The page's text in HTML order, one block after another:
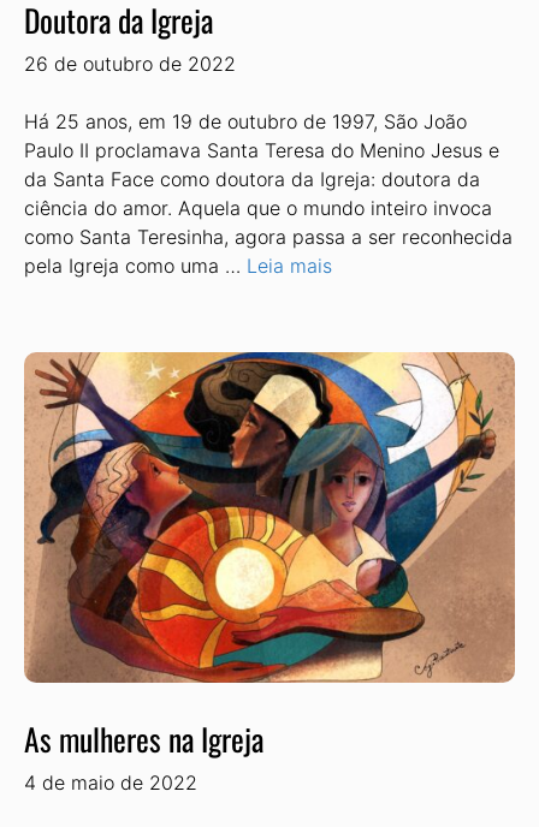
Doutora da Igreja
26 de outubro de 2022
Há 25 anos, em 19 de outubro de 1997, São João
Paulo II proclamava Santa Teresa do Menino Jesus e
da Santa Face como doutora da Igreja: doutora da
ciência do amor. Aquela que o mundo inteiro invoca
como Santa Teresinha, agora passa a ser reconhecida
pela Igreja como uma … Leia mais
As mulheres na Igreja
4 de maio de 2022